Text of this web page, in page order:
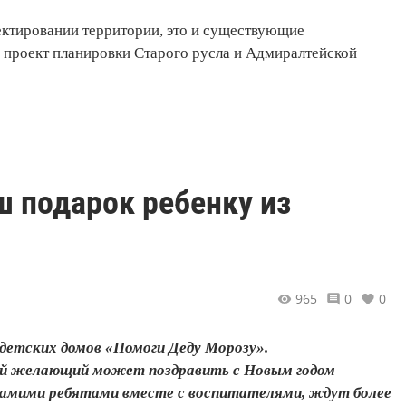
территории, это и существующие
планировки Старого русла и Адмиралтейской
подарок ребенку из
965 0 0
домов «Помоги Деду Морозу».
желающий может поздравить с Новым годом
ребятами вместе с воспитателями, ждут более